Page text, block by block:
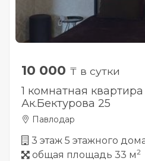
10 000 ₸ в сутки
1 комнатная
Ак.Бектурова 25
Павлодар
3 этаж 5 этажного
общая площадь 33 м2